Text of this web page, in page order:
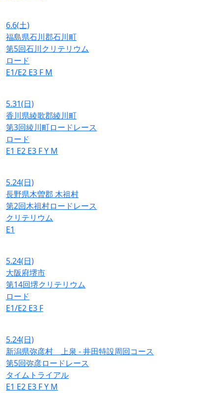
6.6(土)
福島県石川郡石川町
第5回石川クリテリウム
ロード
E1/E2 E3 F M
5.31(日)
香川県綾歌郡綾川町
第3回綾川町ロードレース
ロード
E1 E2 E3 FY M
5.24(日)
長野県木曽郡 木祖村
第2回木祖村ロードレース
クリテリウム
E1
5.24(日)
大阪府堺市
第14回堺クリテリウム
ロード
E1/E2 E3 F
5.24(日)
新潟県弥彦村 上泉 - 井田特設周回コース
第5回弥彦ロードレース
タイムトライアル
E1 E2 E3 FY M